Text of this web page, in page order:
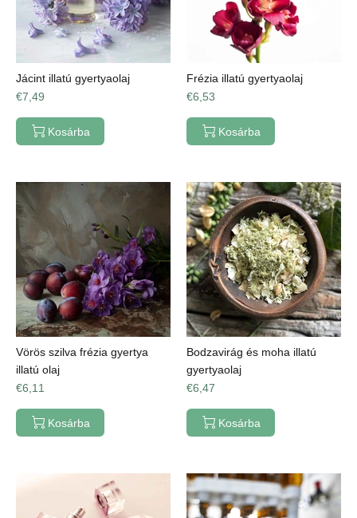
Jácint illatú gyertyaolaj
€7,49
Kosárba
Frézia illatú gyertyaolaj
€6,53
Kosárba
Vörös szilva frézia gyertya
illatú olaj
€6,11
Kosárba
Bodzavirág és moha illatú
gyertyaolaj
€6,47
Kosárba